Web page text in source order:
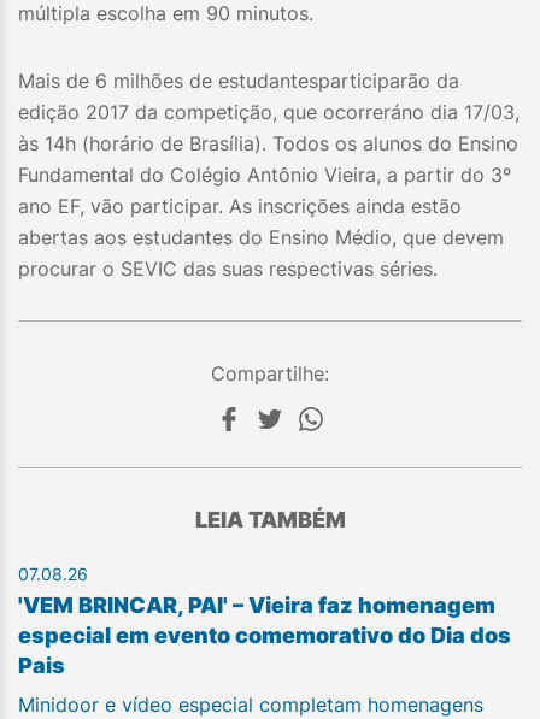
múltipla escolha em 90 minutos.
Mais de 6 milhões de estudantesparticiparão da
edição 2017 da competição, que ocorreráno dia 17/03,
às 14h (horário de Brasília). Todos os alunos do Ensino
Fundamental do Colégio Antônio Vieira, a partir do 3º
ano EF, vão participar. As inscrições ainda estão
abertas aos estudantes do Ensino Médio, que devem
procurar o SEVIC das suas respectivas séries.
Compartilhe:
LEIA TAMBÉM
07.08.26
'VEM BRINCAR, PAI' – Vieira faz homenagem
especial em evento comemorativo do Dia dos
Pais
Minidoor e vídeo especial completam homenagens